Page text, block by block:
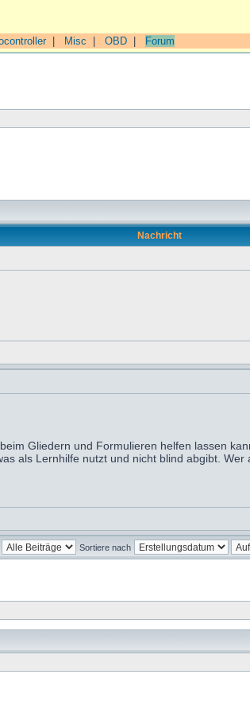
| Misc OBD Forum
Nachricht
Gliedern und Formulieren helfen lassen
als Lernhilfe nutzt und nicht blind abgibt.
Sortiere nach